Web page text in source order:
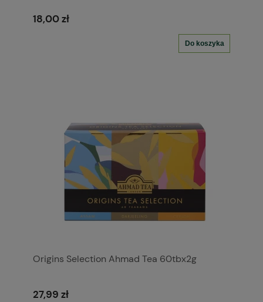
18,00 zł
Do koszyka
Origins Selection Ahmad Tea 60tbx2g
27,99 zł